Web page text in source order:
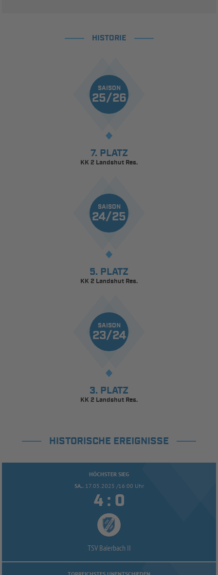
HISTORIE
SAISON
25/26
7. PLATZ
KK 2 Landshut Res.
SAISON
24/25
5. PLATZ
KK 2 Landshut Res.
SAISON
23/24
3. PLATZ
KK 2 Landshut Res.
HISTORISCHE EREIGNISSE
HÖCHSTER SIEG
SA.. 17.05.2025 /16:00 Uhr
 : 
TSV Baierbach II